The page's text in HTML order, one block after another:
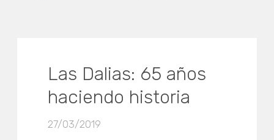
Las Dalias: 65 años
haciendo historia
27/03/2019